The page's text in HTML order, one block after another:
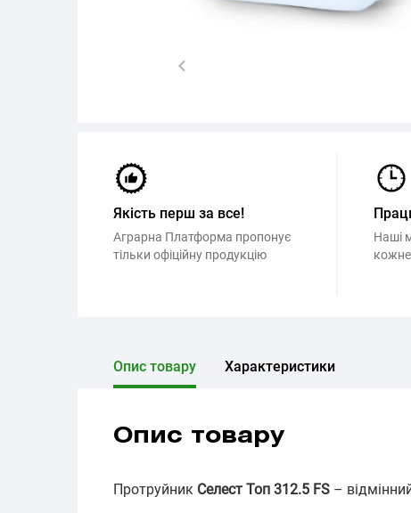
Якість перш за все!
Аграрна Платформа пропонує
тільки офіційну продукцію
Наші
Опис товару Характеристики
Опис товару
Протруйник Селест Топ 312.5 FS –